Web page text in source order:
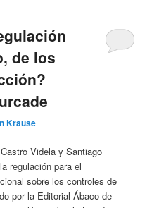
de los
Krause
Videla y Santiago
regulación para el
sobre los controles de
por la Editorial Ábaco de